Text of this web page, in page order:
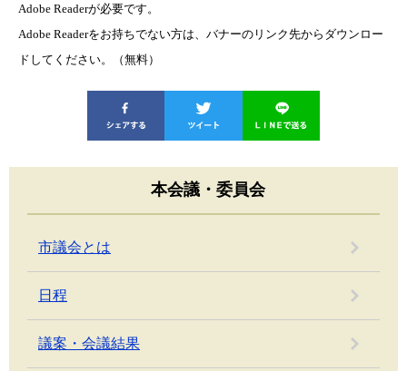
Adobe Readerが必要です。
Adobe Readerをお持ちでない方は、バナーのリンク先からダウンロー
ドしてください。（無料）
本会議・委員会
市議会とは
日程
議案・会議結果